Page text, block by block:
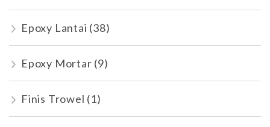
Epoxy Lantai (38)
Epoxy Mortar (9)
Finis Trowel (1)